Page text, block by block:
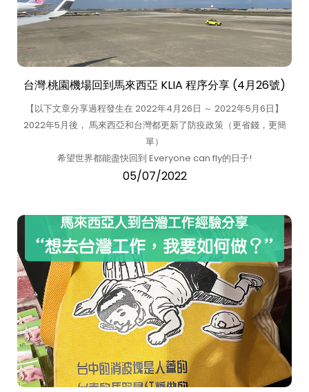
台灣.桃園機場回到馬來西亞 KLIA 程序分享 (4月26號)
【以下文章分享過程發生在 2022年4月26日 ～ 2022年5月6日】
2022年5月後， 馬來西亞和台灣都更新了防疫政策（更省錢，更簡
單）
希望世界都能盡快回到 Everyone can fly的日子!
05/07/2022